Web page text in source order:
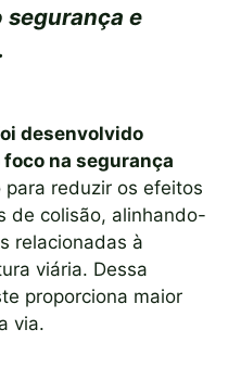
e
desenvolvido
na segurança
para reduzir os efeitos
de colisão, alinhando-
relacionadas à
viária. Dessa
proporciona maior
via.